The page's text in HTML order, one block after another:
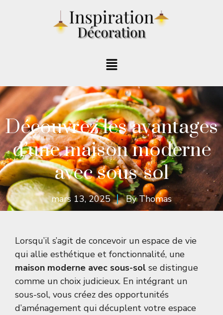
Découvrez les avantages
d’une maison moderne
avec sous-sol
mars 13, 2025 ByThomas
Lorsqu’il s’agit de concevoir un espace de vie
qui allie esthétique et fonctionnalité, une
maison moderne avec sous-sol se distingue
comme un choix judicieux. En intégrant un
sous-sol, vous créez des opportunités
d’aménagement qui décuplent votre espace